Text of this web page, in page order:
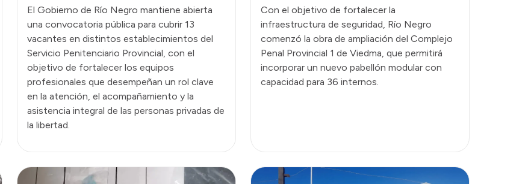
El Gobierno de Río Negro mantiene abierta
una convocatoria pública para cubrir 13
vacantes en distintos establecimientos del
Servicio Penitenciario Provincial, con el
objetivo de fortalecer los equipos
profesionales que desempeñan un rol clave
en la atención, el acompañamiento y la
asistencia integral de las personas privadas de
la libertad.
Con el objetivo de fortalecer la
infraestructura de seguridad, Río Negro
comenzó la obra de ampliación del Complejo
Penal Provincial 1 de Viedma, que permitirá
incorporar un nuevo pabellón modular con
capacidad para 36 internos.